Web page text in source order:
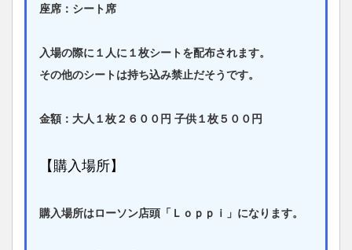
座席：シート席
入場の際に１人に１枚シートを配布されます。
その他のシートは持ち込み禁止だそうです。
金額：大人１枚２６００円 子供１枚５００円
【購入場所】
購入場所はローソン店頭「Ｌｏｐｐｉ」になります。